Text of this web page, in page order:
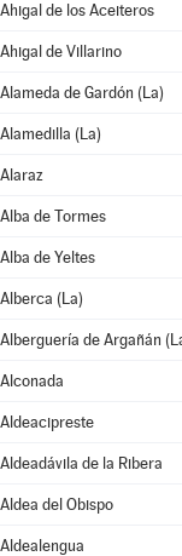
Ahigal de los Aceiteros
Ahigal de Villarino
Alameda de Gardón (La)
Alamedilla (La)
Alaraz
Alba de Tormes
Alba de Yeltes
Alberca (La)
Alberguería de Argañán
Alconada
Aldeacipreste
Aldeadávila de la Ribera
Aldea del Obispo
Aldealengua